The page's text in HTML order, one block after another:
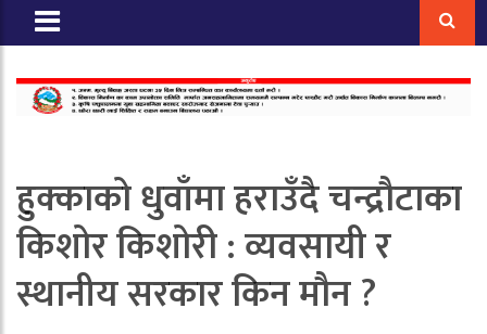
हुक्काको धुवाँमा हराउँदै चन्द्रौटाका
किशोर किशोरी : व्यवसायी र
स्थानीय सरकार किन मौन ?